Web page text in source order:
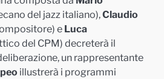
del jazz italiano),Claudio
e Luca
del CPM) decreterà il
un rappresentante
illustrerà i programmi